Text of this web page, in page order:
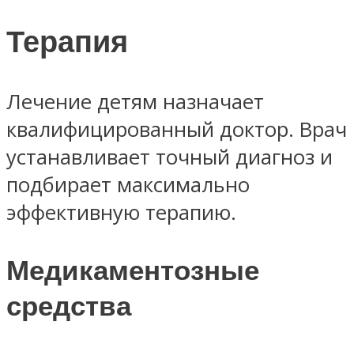
Терапия
Лечение детям назначает
квалифицированный доктор. Врач
устанавливает точный диагноз и
подбирает максимально
эффективную терапию.
Медикаментозные
средства